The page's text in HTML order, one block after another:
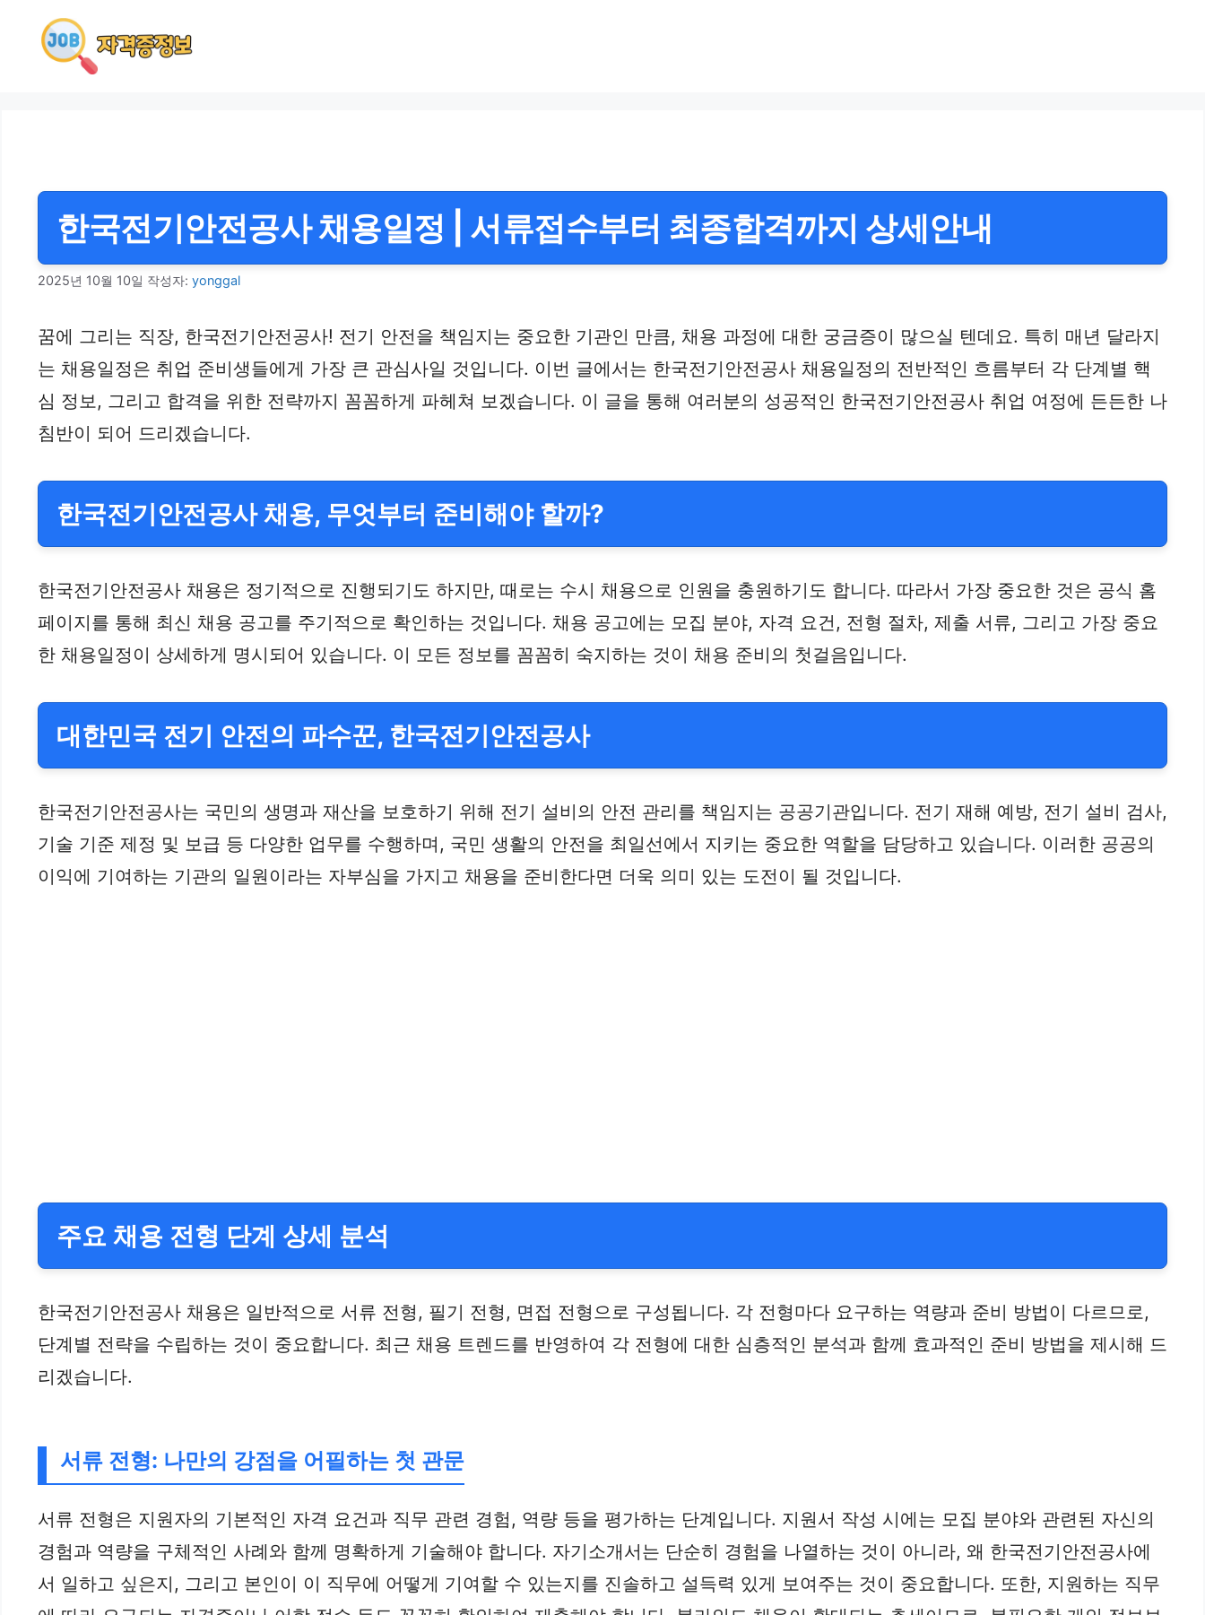
한국전기안전공사 채용일정 | 서류접수부터 최종합격까지 상세안내
2025년 10월 10일 작성자: yonggal
꿈에 그리는 직장, 한국전기안전공사! 전기 안전을 책임지는 중요한 기관인 만큼, 채용 과정에 대한 궁금증이 많으실 텐데요. 특히 매년 달라지
는 채용일정은 취업 준비생들에게 가장 큰 관심사일 것입니다. 이번 글에서는 한국전기안전공사 채용일정의 전반적인 흐름부터 각 단계별 핵
심 정보, 그리고 합격을 위한 전략까지 꼼꼼하게 파헤쳐 보겠습니다. 이 글을 통해 여러분의 성공적인 한국전기안전공사 취업 여정에 든든한 나
침반이 되어 드리겠습니다.
한국전기안전공사 채용, 무엇부터 준비해야 할까?
한국전기안전공사 채용은 정기적으로 진행되기도 하지만, 때로는 수시 채용으로 인원을 충원하기도 합니다. 따라서 가장 중요한 것은 공식 홈
페이지를 통해 최신 채용 공고를 주기적으로 확인하는 것입니다. 채용 공고에는 모집 분야, 자격 요건, 전형 절차, 제출 서류, 그리고 가장 중요
한 채용일정이 상세하게 명시되어 있습니다. 이 모든 정보를 꼼꼼히 숙지하는 것이 채용 준비의 첫걸음입니다.
대한민국 전기 안전의 파수꾼, 한국전기안전공사
한국전기안전공사는 국민의 생명과 재산을 보호하기 위해 전기 설비의 안전 관리를 책임지는 공공기관입니다. 전기 재해 예방, 전기 설비 검사,
기술 기준 제정 및 보급 등 다양한 업무를 수행하며, 국민 생활의 안전을 최일선에서 지키는 중요한 역할을 담당하고 있습니다. 이러한 공공의
이익에 기여하는 기관의 일원이라는 자부심을 가지고 채용을 준비한다면 더욱 의미 있는 도전이 될 것입니다.
주요 채용 전형 단계 상세 분석
한국전기안전공사 채용은 일반적으로 서류 전형, 필기 전형, 면접 전형으로 구성됩니다. 각 전형마다 요구하는 역량과 준비 방법이 다르므로,
단계별 전략을 수립하는 것이 중요합니다. 최근 채용 트렌드를 반영하여 각 전형에 대한 심층적인 분석과 함께 효과적인 준비 방법을 제시해 드
리겠습니다.
서류 전형: 나만의 강점을 어필하는 첫 관문
서류 전형은 지원자의 기본적인 자격 요건과 직무 관련 경험, 역량 등을 평가하는 단계입니다. 지원서 작성 시에는 모집 분야와 관련된 자신의
경험과 역량을 구체적인 사례와 함께 명확하게 기술해야 합니다. 자기소개서는 단순히 경험을 나열하는 것이 아니라, 왜 한국전기안전공사에
서 일하고 싶은지, 그리고 본인이 이 직무에 어떻게 기여할 수 있는지를 진솔하고 설득력 있게 보여주는 것이 중요합니다. 또한, 지원하는 직무